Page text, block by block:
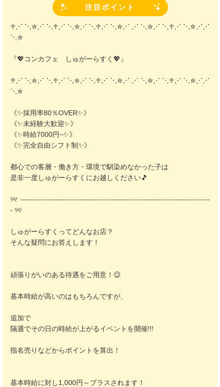
注目ポイント
♱⋰ ⋱✮⋰ ⋱♱⋰ ⋱✮⋰ ⋱♱⋰ ⋱✮⋰ ⋰ ⋱✮⋰ ⋱♱⋰ ⋱✮⋰⋰
⋱✮
『💖コンカフェ しゅがーらすく💖』
♱⋰ ⋱✮⋰ ⋱♱⋰ ⋱✮⋰ ⋱♱⋰ ⋱✮⋰ ⋰ ⋱✮⋰ ⋱♱⋰ ⋱✮⋰⋰
⋱✮
《✨️採用率80％OVER✨️》
《✨️未経験大歓迎✨️》
《✨️時給7000円~✨️》
《✨️完全自由シフト制✨️》
都心での客層・働き方・環境で馴染めなかった子は
是非一度しゅがーらすくにお越しください🎵
୨୧ -----------------------------------------------------------------------------
- ୨୧
しゅがーらすくってどんなお店？
そんな疑問にお答えします！
頑張りがいのある待遇をご用意！😉
基本時給が高いのはもちろんですが、
追加で
隔週でその日の時給が上がるイベントを開催!!!
指名売りなどからポイントを算出！
基本時給に対し1,000円～プラスされます！